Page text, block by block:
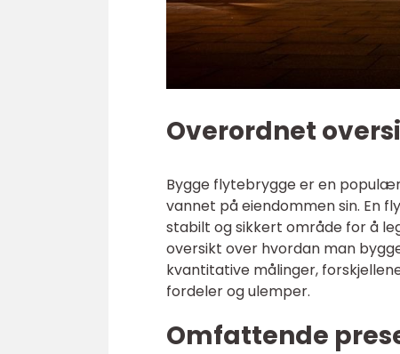
Overordnet
Bygge flytebrygge er en
vannet på eiendommen sin. En
stabilt og sikkert område for å
oversikt over hvordan man
kvantitative målinger,
fordeler og ulemper.
Omfattende